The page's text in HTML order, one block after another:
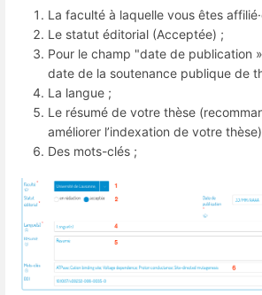
La faculté à laquelle vous êtes
Le statut éditorial (Acceptée) ;
Pour le champ "date de publication
date de la soutenance publique de
La langue ;
Le résumé de votre thèse
améliorer l’indexation de votre
Des mots-clés ;